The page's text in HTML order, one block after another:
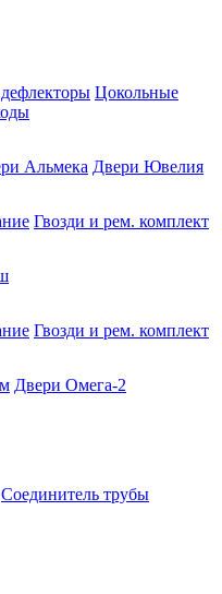
Цокольные
Альмека Двери Ювелия
Гвозди и рем. комплект
Гвозди и рем. комплект
Двери Омега-2
Соединитель трубы